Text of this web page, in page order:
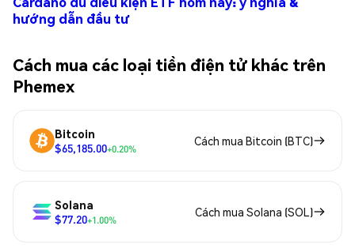
hướng dẫn đầu tư
Cách mua các loại tiền điện tử khác trên
Phemex
Bitcoin
$65,185.00+0.20%
Cách mua Bitcoin (BTC)
Solana
$77.20+1.00%
Cách mua Solana (SOL)